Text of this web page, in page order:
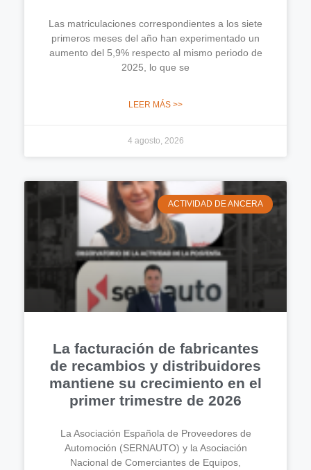
Las matriculaciones correspondientes a los siete
primeros meses del año han experimentado un
aumento del 5,9% respecto al mismo periodo de
2025, lo que se
LEER MÁS >>
4 agosto, 2026
ACTIVIDAD DE ANCERA
La facturación de fabricantes
de recambios y distribuidores
mantiene su crecimiento en el
primer trimestre de 2026
La Asociación Española de Proveedores de
Automoción (SERNAUTO) y la Asociación
Nacional de Comerciantes de Equipos,